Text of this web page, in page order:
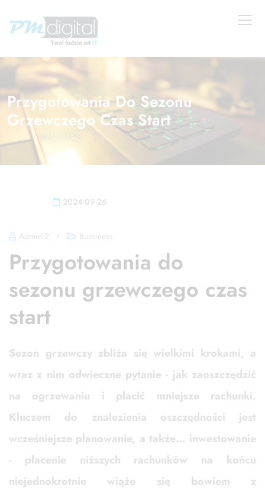
Przygotowania Do Sezonu
Grzewczego Czas Start
2024-09-26
Admin 2 / Bussiness
Przygotowania do
sezonu grzewczego czas
start
Sezon grzewczy zbliża się wielkimi krokami, a
wraz z nim odwieczne pytanie - jak zaoszczędzić
na ogrzewaniu i płacić mniejsze rachunki.
Kluczem do znalezienia oszczędności jest
wcześniejsze planowanie, a także… inwestowanie
- płacenie niższych rachunków na końcu
niejednokrotnie wiąże się bowiem z